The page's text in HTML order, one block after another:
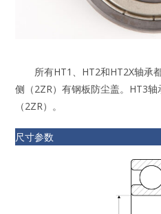
所有HT1、HT2和HT2X轴承
侧（2ZR）有钢板防尘盖。HT3
（2ZR）。
尺寸参数